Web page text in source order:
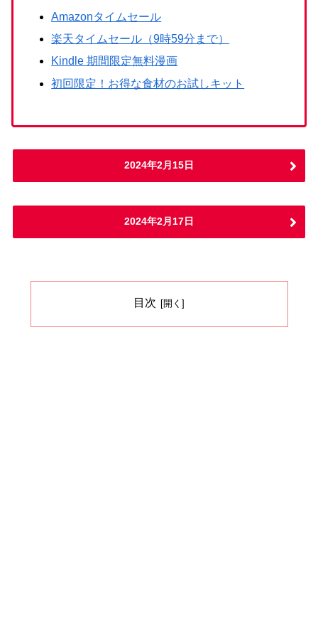
Amazonタイムセール
楽天タイムセール（9時59分まで）
Kindle 期間限定無料漫画
初回限定！お得な食材のお試しキット
2024年2月15日
2024年2月17日
目次